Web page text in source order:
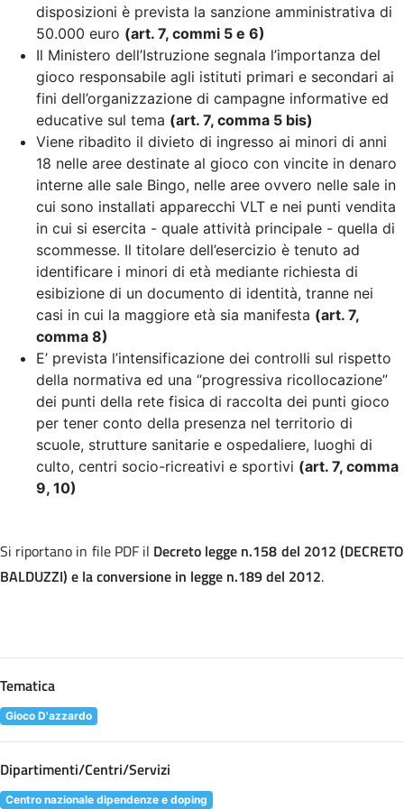
disposizioni è prevista la sanzione amministrativa di
50.000 euro (art. 7, commi 5 e 6)
Il Ministero dell’Istruzione segnala l’importanza del
gioco responsabile agli istituti primari e secondari ai
fini dell’organizzazione di campagne informative ed
educative sul tema (art. 7, comma 5 bis)
Viene ribadito il divieto di ingresso ai minori di anni
18 nelle aree destinate al gioco con vincite in denaro
interne alle sale Bingo, nelle aree ovvero nelle sale in
cui sono installati apparecchi VLT e nei punti vendita
in cui si esercita - quale attività principale - quella di
scommesse. Il titolare dell’esercizio è tenuto ad
identificare i minori di età mediante richiesta di
esibizione di un documento di identità, tranne nei
casi in cui la maggiore età sia manifesta (art. 7,
comma 8)
E’ prevista l’intensificazione dei controlli sul rispetto
della normativa ed una “progressiva ricollocazione”
dei punti della rete fisica di raccolta dei punti gioco
per tener conto della presenza nel territorio di
scuole, strutture sanitarie e ospedaliere, luoghi di
culto, centri socio-ricreativi e sportivi (art. 7, comma
9, 10)
Si riportano in file PDF il Decreto legge n.158 del 2012 (DECRETO
BALDUZZI) e la conversione in legge n.189 del 2012.
Tematica
Gioco D'azzardo
Dipartimenti/Centri/Servizi
Centro nazionale dipendenze e doping